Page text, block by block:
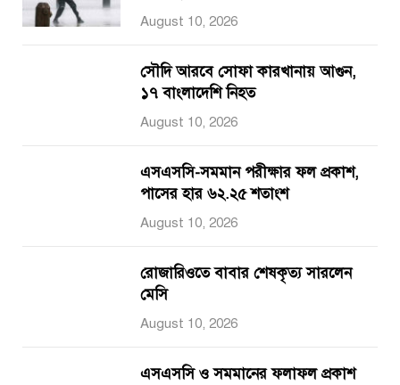
August 10, 2026
সৌদি আরবে সোফা কারখানায় আগুন,
১৭ বাংলাদেশি নিহত
August 10, 2026
এসএসসি-সমমান পরীক্ষার ফল প্রকাশ,
পাসের হার ৬২.২৫ শতাংশ
August 10, 2026
রোজারিওতে বাবার শেষকৃত্য সারলেন
মেসি
August 10, 2026
এসএসসি ও সমমানের ফলাফল প্রকাশ